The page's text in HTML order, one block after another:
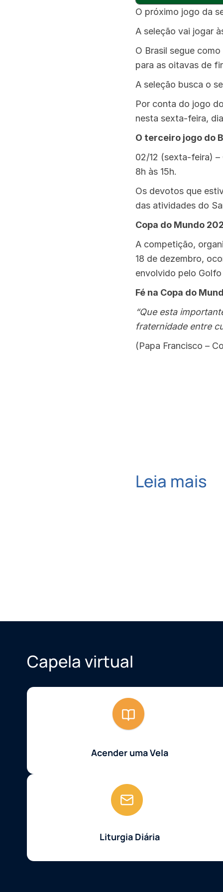
O próximo jogo da
A seleção vai jogar
O Brasil segue
para as oitavas de
A seleção busca o
Por conta do jogo
nesta sexta-feira,
O terceiro jogo do
02/12 (sexta-feira) –
8h às 15h.
Os devotos que
das atividades do
Copa do Mundo
A competição,
18 de dezembro,
envolvido pelo Golfo
Fé na Copa do
“Que esta
fraternidade entre
(Papa Francisco –
Leia mais
Capela virtual
Acender uma Vela
Liturgia Diária